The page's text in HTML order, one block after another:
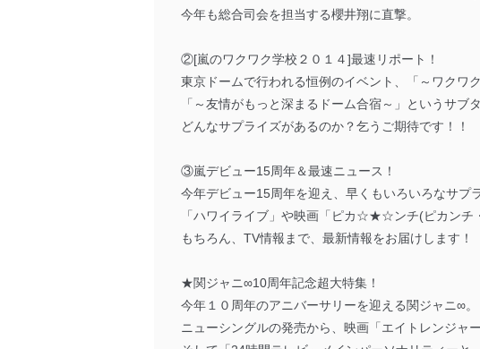
今年も総合司会を担当する櫻井翔に直撃。
②[嵐のワクワク学校２０１４]最速リポート！
東京ドームで行われる恒例のイベント、「～ワクワ
「～友情がもっと深まるドーム合宿～」というサブ
どんなサプライズがあるのか？乞うご期待です！！
③嵐デビュー15周年＆最速ニュース！
今年デビュー15周年を迎え、早くもいろいろなサプ
「ハワイライブ」や映画「ピカ☆★☆ンチ(ピカンチ
もちろん、TV情報まで、最新情報をお届けします！
★関ジャニ∞10周年記念超大特集！
今年１０周年のアニバーサリーを迎える関ジャニ∞。
ニューシングルの発売から、映画「エイトレンジャ